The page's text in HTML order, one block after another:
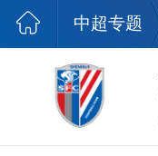
澳超球队
中超专题